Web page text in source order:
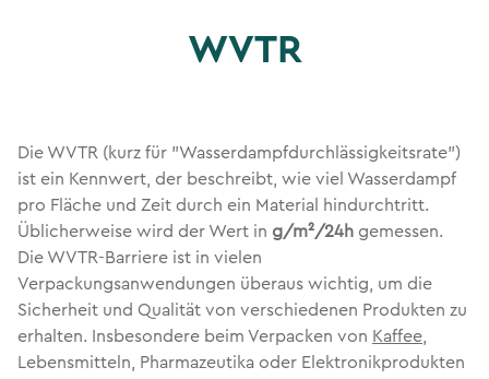
WVTR
Die WVTR (kurz für "Wasserdampfdurchlässigkeitsrate")
ist ein Kennwert, der beschreibt, wie viel Wasserdampf
pro Fläche und Zeit durch ein Material hindurchtritt.
Üblicherweise wird der Wert in g/m²/24h gemessen.
Die WVTR-Barriere ist in vielen
Verpackungsanwendungen überaus wichtig, um die
Sicherheit und Qualität von verschiedenen Produkten zu
erhalten. Insbesondere beim Verpacken von Kaffee
Lebensmitteln, Pharmazeutika oder Elektronikprodukten